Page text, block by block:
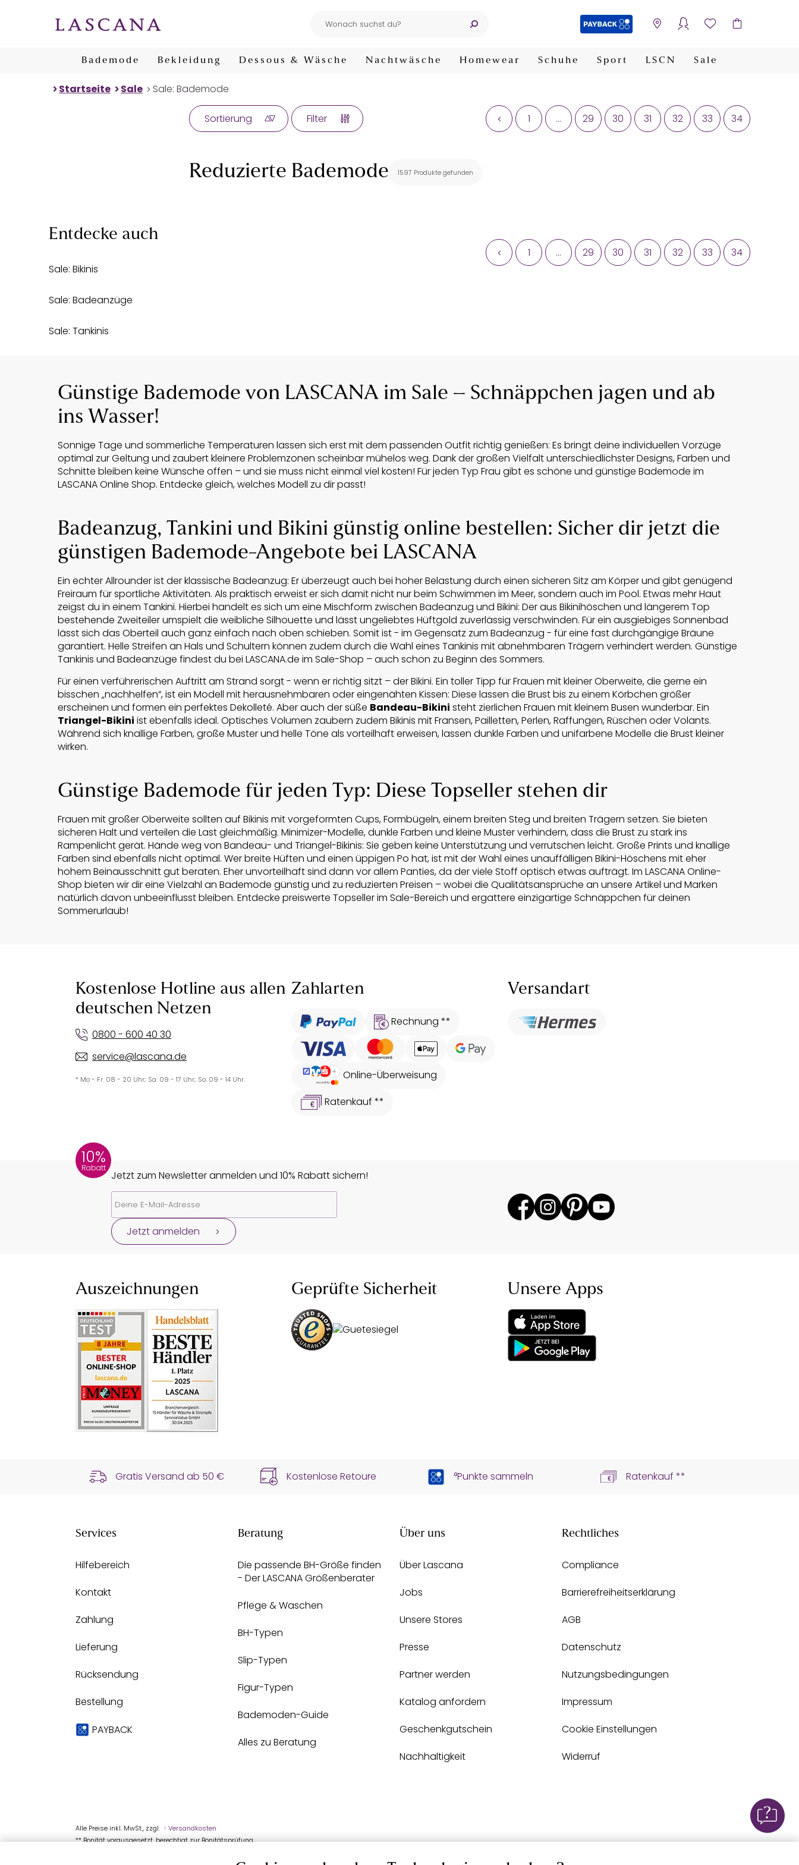
Bademode Bekleidung Dessous & Wäsche Nachtwäsche Homewear Schuhe Sport LSCN Sale
Startseite Sale Sale: Bademode
Entdecke auch
Sale: Bikinis
Sale: Badeanzüge
Sale: Tankinis
Sortierung Filter 1 ... 29 30 31 32 33 34
Reduzierte Bademode 1597 Produkte gefunden
1 ... 29 30 31 32 33 34
Günstige Bademode von LASCANA im Sale – Schnäppchen jagen und ab
ins Wasser!
Sonnige Tage und sommerliche Temperaturen lassen sich erst mit dem passenden Outfit richtig genießen: Es bringt deine individuellen Vorzüge
optimal zur Geltung und zaubert kleinere Problemzonen scheinbar mühelos weg. Dank der großen Vielfalt unterschiedlichster Designs, Farben und
Schnitte bleiben keine Wünsche offen – und sie muss nicht einmal viel kosten! Für jeden Typ Frau gibt es schöne und günstige Bademode im
LASCANA Online Shop. Entdecke gleich, welches Modell zu dir passt!
Badeanzug, Tankini und Bikini günstig online bestellen: Sicher dir jetzt die
günstigen Bademode-Angebote bei LASCANA
Ein echter Allrounder ist der klassische Badeanzug: Er überzeugt auch bei hoher Belastung durch einen sicheren Sitz am Körper und gibt genügend
Freiraum für sportliche Aktivitäten. Als praktisch erweist er sich damit nicht nur beim Schwimmen im Meer, sondern auch im Pool. Etwas mehr Haut
zeigst du in einem Tankini. Hierbei handelt es sich um eine Mischform zwischen Badeanzug und Bikini: Der aus Bikinihöschen und längerem Top
bestehende Zweiteiler umspielt die weibliche Silhouette und lässt ungeliebtes Hüftgold zuverlässig verschwinden. Für ein ausgiebiges Sonnenbad
lässt sich das Oberteil auch ganz einfach nach oben schieben. Somit ist - im Gegensatz zum Badeanzug - für eine fast durchgängige Bräune
garantiert. Helle Streifen an Hals und Schultern können zudem durch die Wahl eines Tankinis mit abnehmbaren Trägern verhindert werden. Günstige
Tankinis und Badeanzüge findest du bei LASCANA.de im Sale-Shop – auch schon zu Beginn des Sommers.
Für einen verführerischen Auftritt am Strand sorgt - wenn er richtig sitzt – der Bikini. Ein toller Tipp für Frauen mit kleiner Oberweite, die gerne ein
bisschen „nachhelfen“, ist ein Modell mit herausnehmbaren oder eingenähten Kissen: Diese lassen die Brust bis zu einem Körbchen größer
erscheinen und formen ein perfektes Dekolleté. Aber auch der süße Bandeau-Bikini steht zierlichen Frauen mit kleinem Busen wunderbar. Ein
Triangel-Bikini ist ebenfalls ideal. Optisches Volumen zaubern zudem Bikinis mit Fransen, Pailletten, Perlen, Raffungen, Rüschen oder Volants.
Während sich knallige Farben, große Muster und helle Töne als vorteilhaft erweisen, lassen dunkle Farben und unifarbene Modelle die Brust kleiner
wirken.
Günstige Bademode für jeden Typ: Diese Topseller stehen dir
Frauen mit großer Oberweite sollten auf Bikinis mit vorgeformten Cups, Formbügeln, einem breiten Steg und breiten Trägern setzen. Sie bieten
sicheren Halt und verteilen die Last gleichmäßig. Minimizer-Modelle, dunkle Farben und kleine Muster verhindern, dass die Brust zu stark ins
Rampenlicht gerät. Hände weg von Bandeau- und Triangel-Bikinis: Sie geben keine Unterstützung und verrutschen leicht. Große Prints und knallige
Farben sind ebenfalls nicht optimal. Wer breite Hüften und einen üppigen Po hat, ist mit der Wahl eines unauffälligen Bikini-Höschens mit eher
hohem Beinausschnitt gut beraten. Eher unvorteilhaft sind dann vor allem Panties, da der viele Stoff optisch etwas aufträgt. Im LASCANA Online-
Shop bieten wir dir eine Vielzahl an Bademode günstig und zu reduzierten Preisen – wobei die Qualitätsansprüche an unsere Artikel und Marken
natürlich davon unbeeinflusst bleiben. Entdecke preiswerte Topseller im Sale-Bereich und ergattere einzigartige Schnäppchen für deinen
Sommerurlaub!
Kostenlose Hotline aus allen
deutschen Netzen
0800 - 600 40 30
service@lascana.de
* Mo - Fr: 08 - 20 Uhr; Sa: 09 - 17 Uhr; So: 09 - 14 Uhr.
Zahlarten
Rechnung **
Online-Überweisung
Ratenkauf **
Versandart
10%
Rabatt
Jetzt zum Newsletter anmelden und 10% Rabatt sichern!
Jetzt anmelden
Auszeichnungen Geprüfte Sicherheit Unsere Apps
Gratis Versand ab 50 € Kostenlose Retoure °Punkte sammeln Ratenkauf **
Services
Hilfebereich
Kontakt
Zahlung
Lieferung
Rücksendung
Bestellung
PAYBACK
Beratung
Die passende BH-Größe finden
- Der LASCANA Größenberater
Pflege & Waschen
BH-Typen
Slip-Typen
Figur-Typen
Bademoden-Guide
Alles zu Beratung
Über uns
Über Lascana
Jobs
Unsere Stores
Presse
Partner werden
Katalog anfordern
Geschenkgutschein
Nachhaltigkeit
Rechtliches
Compliance
Barrierefreiheitserklärung
AGB
Datenschutz
Nutzungsbedingungen
Impressum
Cookie Einstellungen
Widerruf
Alle Preise inkl. MwSt., zzgl.
Versandkosten
** Bonität vorausgesetzt, berechtigt zur Bonitätsprüfung